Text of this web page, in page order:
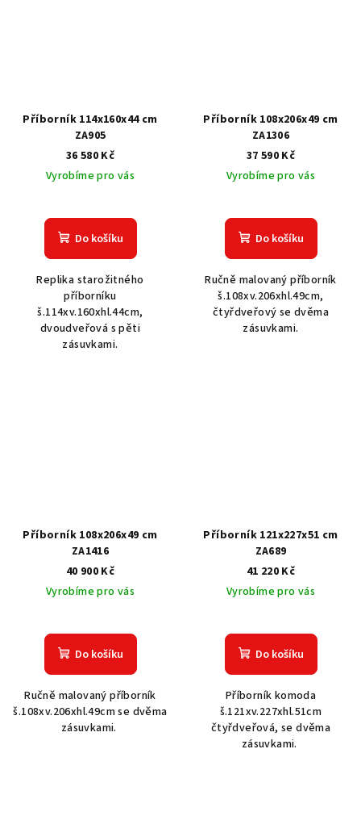
Příborník 114x160x44 cm
ZA905
36 580 Kč
Vyrobíme pro vás
Do košíku
Replika starožitného
příborníku
š.114xv.160xhl.44cm,
dvoudveřová s pěti
zásuvkami.
Příborník 108x206x49 cm
ZA1306
37 590 Kč
Vyrobíme pro vás
Do košíku
Ručně malovaný příborník
š.108xv.206xhl.49cm,
čtyřdveřový se dvěma
zásuvkami.
Příborník 108x206x49 cm
ZA1416
40 900 Kč
Vyrobíme pro vás
Do košíku
Ručně malovaný příborník
š.108xv.206xhl.49cm se dvěma
zásuvkami.
Příborník 121x227x51 cm
ZA689
41 220 Kč
Vyrobíme pro vás
Do košíku
Příborník komoda
š.121xv.227xhl.51cm
čtyřdveřová, se dvěma
zásuvkami.